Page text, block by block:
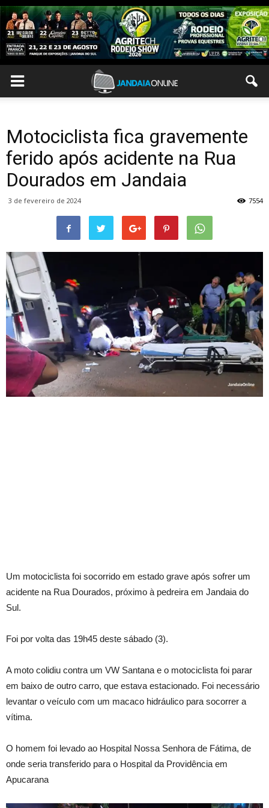
Motociclista fica gravemente
ferido após acidente na Rua
Dourados em Jandaia
3 de fevereiro de 2024 7554
Um motociclista foi socorrido em estado grave após sofrer um
acidente na Rua Dourados, próximo à pedreira em Jandaia do
Sul.
Foi por volta das 19h45 deste sábado (3).
A moto colidiu contra um VW Santana e o motociclista foi parar
em baixo de outro carro, que estava estacionado. Foi necessário
levantar o veículo com um macaco hidráulico para socorrer a
vítima.
O homem foi levado ao Hospital Nossa Senhora de Fátima, de
onde seria transferido para o Hospital da Providência em
Apucarana